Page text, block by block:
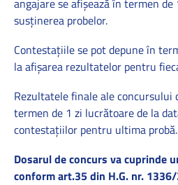
angajare se afișează în termen
susținerea probelor.
Contestațiile se pot depune în
la afișarea rezultatelor pentru
Rezultatele finale ale concursului
termen de 1 zi lucrătoare de la
contestațiilor pentru ultima probă.
Dosarul de concurs va cuprinde
conform art.35 din H.G. nr.